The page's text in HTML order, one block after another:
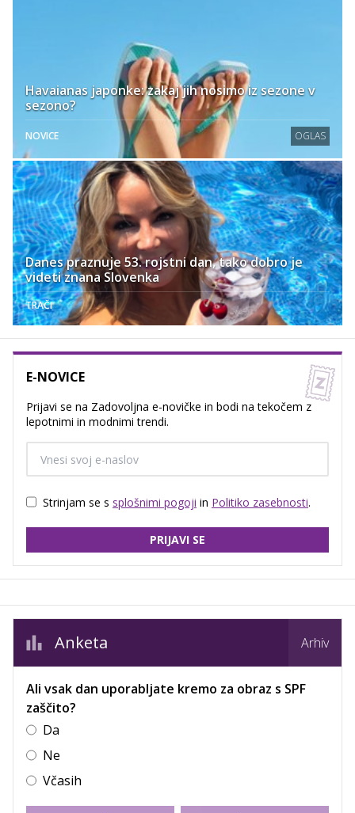
Havaianas japonke: zakaj jih nosimo iz sezone v
sezono?
NOVICE OGLAS
Danes praznuje 53. rojstni dan, tako dobro je
videti znana Slovenka
TRAČI
E-NOVICE
Prijavi se na Zadovoljna e-novičke in bodi na tekočem z
lepotnimi in modnimi trendi.
Strinjam se s splošnimi pogoji in Politiko zasebnosti.
PRIJAVI SE
Anketa Arhiv
Ali vsak dan uporabljate kremo za obraz s SPF
zaščito?
Da
Ne
Včasih